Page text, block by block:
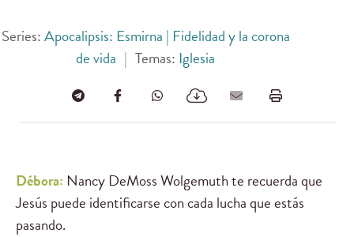
Series:Apocalipsis: Esmirna | Fidelidad y la corona
de vida | Temas: Iglesia
Débora: Nancy DeMoss Wolgemuth te recuerda que
Jesús puede identificarse con cada lucha que estás
pasando.